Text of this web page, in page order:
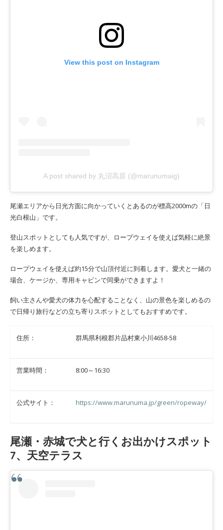
View this post on Instagram
A post shared by 丸沼高原 (@marunumaig)
尾瀬エリアから日光方面に向かっていくとあるのが標高2000mの「日
光白根山」です。
登山スポットとしても人気ですが、ロープウェイを使えば気軽に絶景
を楽しめます。
ロープウェイを使えば約15分で山頂付近に到着します。愛犬と一緒の
場合、ケージか、専用キャビンで同乗ができますよ！
飼い主さんや愛犬の体力を心配することなく、山の景色を楽しめるの
で日帰り旅行などの立ち寄りスポットとしてもおすすめです。
住所： 群馬県利根郡片品村東小川4658-58
営業時間： 8:00～16:30
公式サイト： https://www.marunuma.jp/green/ropeway/
尾瀬・赤城で犬と行くお出かけスポット
7、天空テラス